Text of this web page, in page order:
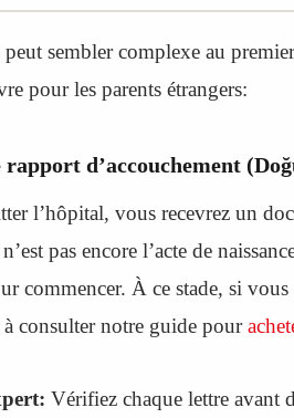
peut sembler complexe au
pour les parents étrangers:
d’accouchement
l’hôpital, vous recevrez un
pas encore l’acte de
commencer. À ce stade, si
à consulter notre guide pour
Vérifiez chaque lettre avant